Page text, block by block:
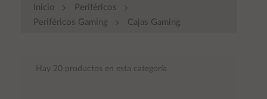
Inicio
Periféricos
Periféricos Gaming
Cajas Gaming
Hay 20 productos en esta categoría